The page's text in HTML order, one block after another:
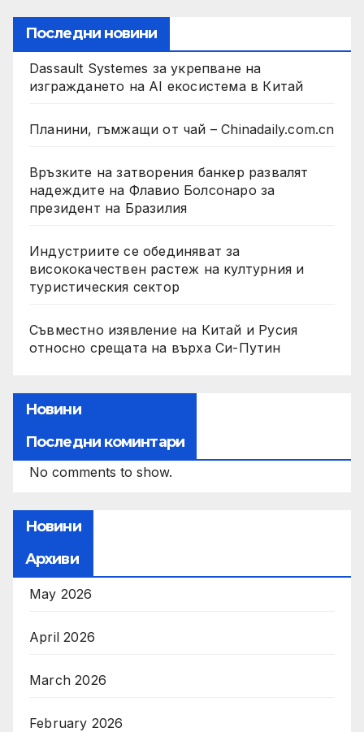
Последни новини
Dassault Systemes за укрепване на
изграждането на AI екосистема в Китай
Планини, гъмжащи от чай – Chinadaily.com.cn
Връзките на затворения банкер развалят
надеждите на Флавио Болсонаро за
президент на Бразилия
Индустриите се обединяват за
висококачествен растеж на културния и
туристическия сектор
Съвместно изявление на Китай и Русия
относно срещата на върха Си-Путин
Новини
Последни коминтари
No comments to show.
Новини
Архиви
May 2026
April 2026
March 2026
February 2026